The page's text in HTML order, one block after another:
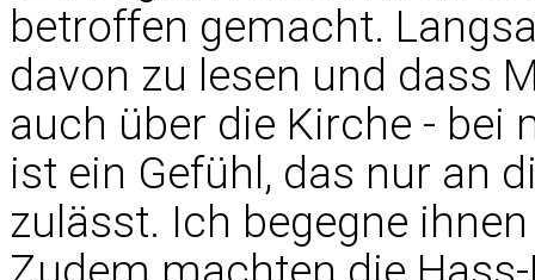
betroffen gemacht.
davon zu lesen und dass
auch über die Kirche - bei
ist ein Gefühl, das nur an
zulässt. Ich begegne